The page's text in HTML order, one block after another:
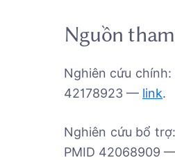
Nguồn
Nghiên cứu
42178923 — link.
Nghiên cứu bổ
PMID 42068909